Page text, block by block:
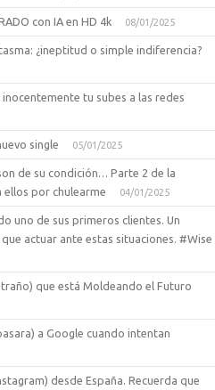
con IA en HD 4k 08/01/2025
¿ineptitud o simple indiferencia?
tu subes a las redes
single 05/01/2025
de su condición… Parte 2 de la
ellos por chulearme
04/01/2025
uno de sus primeros clientes. Un
actuar ante estas situaciones. #Wise
que está Moldeando el Futuro
a Google cuando intentan
desde España. Recuerda que